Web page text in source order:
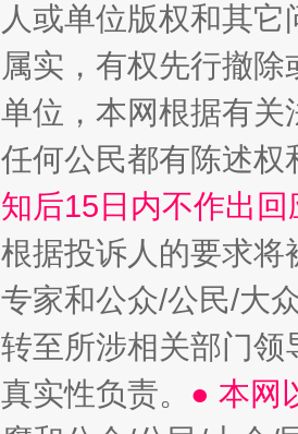
或单位版权和其它
实，有权先行撤
位，本网根据有
何公民都有陈述
后15日内不作出
根据投诉人的要求将
家和公众/公民/大
至所涉相关部门
实性负责。 ● 本网